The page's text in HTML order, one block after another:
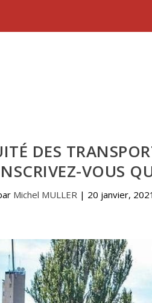
DES
VOUS
Michel MULLER | 20 janvier, 2021